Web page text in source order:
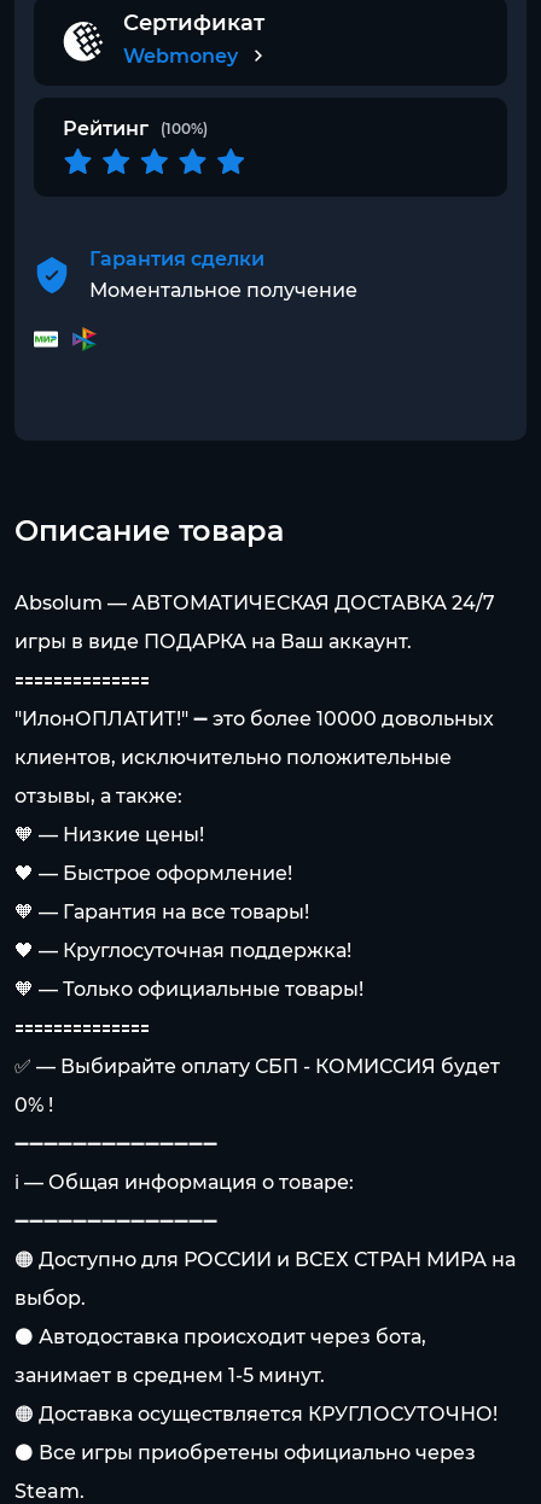
Сертификат
Webmoney
Рейтинг (100%)
Гарантия сделки
Моментальное получение
Описание товара
Absolum — АВТОМАТИЧЕСКАЯ ДОСТАВКА 24/7
игры в виде ПОДАРКА на Ваш аккаунт.
🟰🟰🟰🟰🟰🟰🟰🟰🟰🟰🟰🟰🟰🟰
"ИлонОПЛАТИТ!" ➖ это более 10000 довольных
клиентов, исключительно положительные
отзывы, а также:
🧡 — Низкие цены!
🖤 — Быстрое оформление!
🧡 — Гарантия на все товары!
🖤 — Круглосуточная поддержка!
🧡 — Только официальные товары!
🟰🟰🟰🟰🟰🟰🟰🟰🟰🟰🟰🟰🟰🟰
✅ — Выбирайте оплату СБП - КОМИССИЯ будет
0% !
➖➖➖➖➖➖➖➖➖➖➖➖➖➖
ℹ️ — Общая информация о товаре:
➖➖➖➖➖➖➖➖➖➖➖➖➖➖
🟠 Доступно для РОССИИ и ВСЕХ СТРАН МИРА на
выбор.
⚫️ Автодоставка происходит через бота,
занимает в среднем 1-5 минут.
🟠 Доставка осуществляется КРУГЛОСУТОЧНО!
⚫️ Все игры приобретены официально через
Steam.